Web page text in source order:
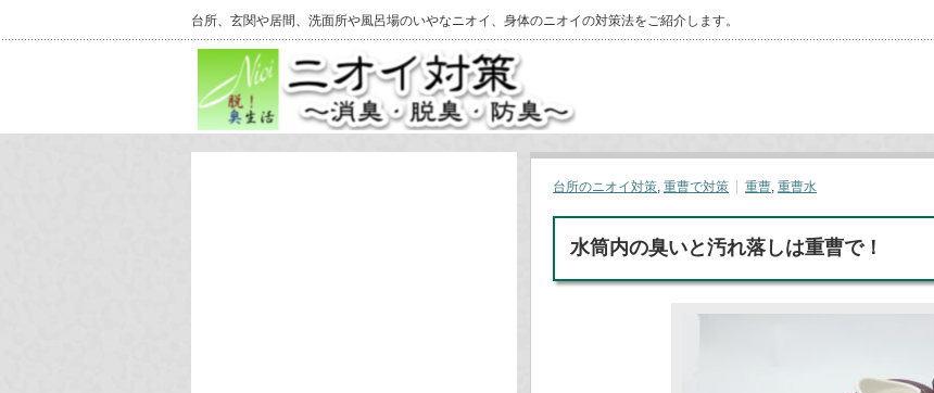
台所、玄関や居間、洗面所や風呂場のいやなニオイ、身体のニオイの対策法をご紹介します。
台所のニオイ対策, 重曹で対策 重曹, 重曹水
水筒内の臭いと汚れ落しは重曹で！